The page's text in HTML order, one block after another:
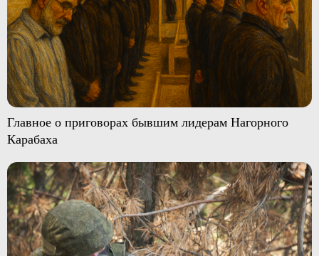
Главное о приговорах бывшим лидерам Нагорного
Карабаха